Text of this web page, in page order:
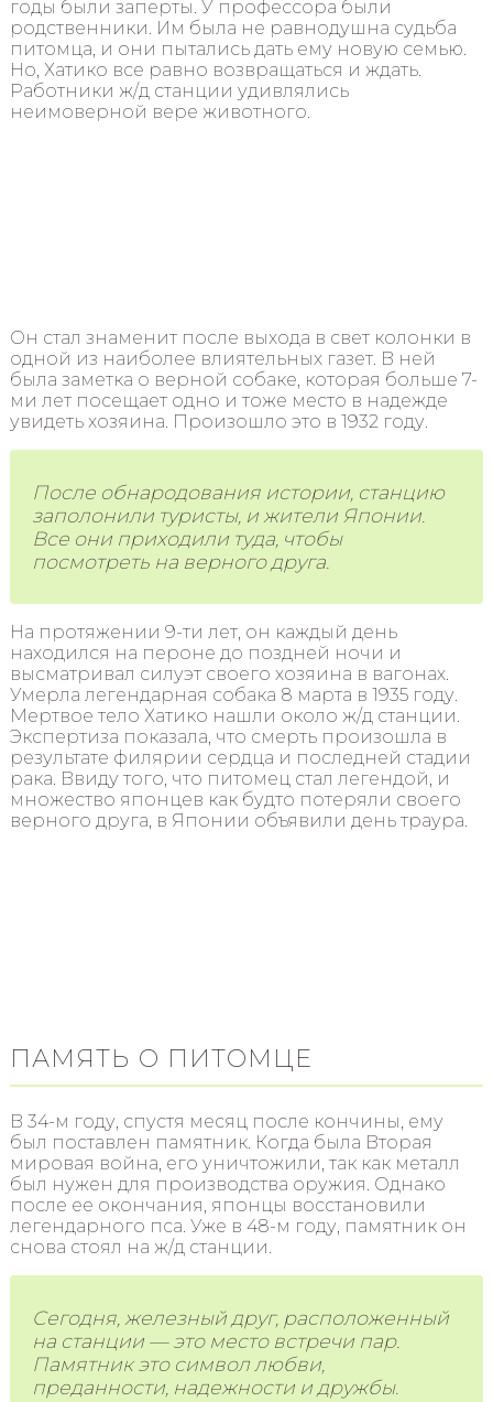
годы были заперты. У профессора были
родственники. Им была не равнодушна судьба
питомца, и они пытались дать ему новую семью.
Но, Хатико все равно возвращаться и ждать.
Работники ж/д станции удивлялись
неимоверной вере животного.
Он стал знаменит после выхода в свет колонки в
одной из наиболее влиятельных газет. В ней
была заметка о верной собаке, которая больше 7-
ми лет посещает одно и тоже место в надежде
увидеть хозяина. Произошло это в 1932 году.
После обнародования истории, станцию
заполонили туристы, и жители Японии.
Все они приходили туда, чтобы
посмотреть на верного друга.
На протяжении 9-ти лет, он каждый день
находился на пероне до поздней ночи и
высматривал силуэт своего хозяина в вагонах.
Умерла легендарная собака 8 марта в 1935 году.
Мертвое тело Хатико нашли около ж/д станции.
Экспертиза показала, что смерть произошла в
результате филярии сердца и последней стадии
рака. Ввиду того, что питомец стал легендой, и
множество японцев как будто потеряли своего
верного друга, в Японии объявили день траура.
ПАМЯТЬ О ПИТОМЦЕ
В 34-м году, спустя месяц после кончины, ему
был поставлен памятник. Когда была Вторая
мировая война, его уничтожили, так как металл
был нужен для производства оружия. Однако
после ее окончания, японцы восстановили
легендарного пса. Уже в 48-м году, памятник он
снова стоял на ж/д станции.
Сегодня, железный друг, расположенный
на станции — это место встречи пар.
Памятник это символ любви,
преданности, надежности и дружбы.